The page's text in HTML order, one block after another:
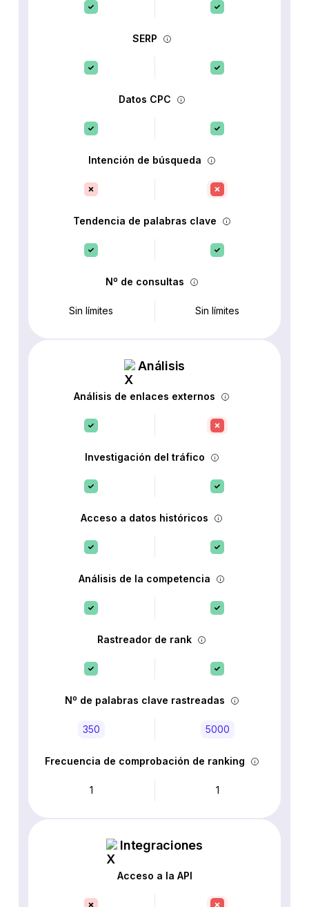
SERP
Datos CPC
Intención de búsqueda
Tendencia de palabras clave
Nº de consultas
Sin límites Sin límites
Análisis
Análisis de enlaces externos
Investigación del tráfico
Acceso a datos históricos
Análisis de la competencia
Rastreador de rank
Nº de palabras clave rastreadas
350 5000
Frecuencia de comprobación de ranking
1 1
Integraciones
Acceso a la API